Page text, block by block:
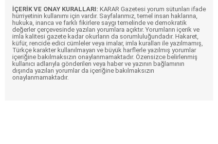
İÇERİK VE ONAY KURALLARI: KARAR Gazetesi yorum sütunları ifade
hürriyetinin kullanımı için vardır. Sayfalarımız, temel insan haklarına,
hukuka, inanca ve farklı fikirlere saygı temelinde ve demokratik
değerler çerçevesinde yazılan yorumlara açıktır. Yorumların içerik ve
imla kalitesi gazete kadar okurların da sorumluluğundadır. Hakaret,
küfür, rencide edici cümleler veya imalar, imla kuralları ile yazılmamış,
Türkçe karakter kullanılmayan ve büyük harflerle yazılmış yorumlar
içeriğine bakılmaksızın onaylanmamaktadır. Özensizce belirlenmiş
kullanıcı adlarıyla gönderilen veya haber ve yazının bağlamının
dışında yazılan yorumlar da içeriğine bakılmaksızın
onaylanmamaktadır.